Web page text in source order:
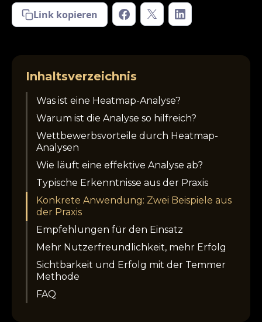
Link kopieren
Inhaltsverzeichnis
Was ist eine Heatmap-Analyse?
Warum ist die Analyse so hilfreich?
Wettbewerbsvorteile durch Heatmap-
Analysen
Wie läuft eine effektive Analyse ab?
Typische Erkenntnisse aus der Praxis
Konkrete Anwendung: Zwei Beispiele aus
der Praxis
Empfehlungen für den Einsatz
Mehr Nutzerfreundlichkeit, mehr Erfolg
Sichtbarkeit und Erfolg mit der Temmer
Methode
FAQ